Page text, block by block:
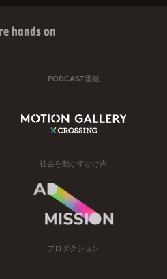
hands on
PODCAST番組
社会を動かすかけ声
プロダクション